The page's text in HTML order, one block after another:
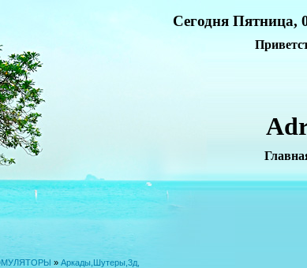
Сегодня Пятница,
»Аркады,Шутеры,3д,